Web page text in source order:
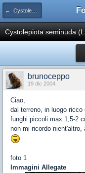
← Cystolepiota
Cystolepiota seminuda
brunoceppo
19 dic 2004
Ciao,
dal terreno, in luogo
funghi piccoli max 1,5-2
non mi ricordo
foto 1
Immagini Allegate